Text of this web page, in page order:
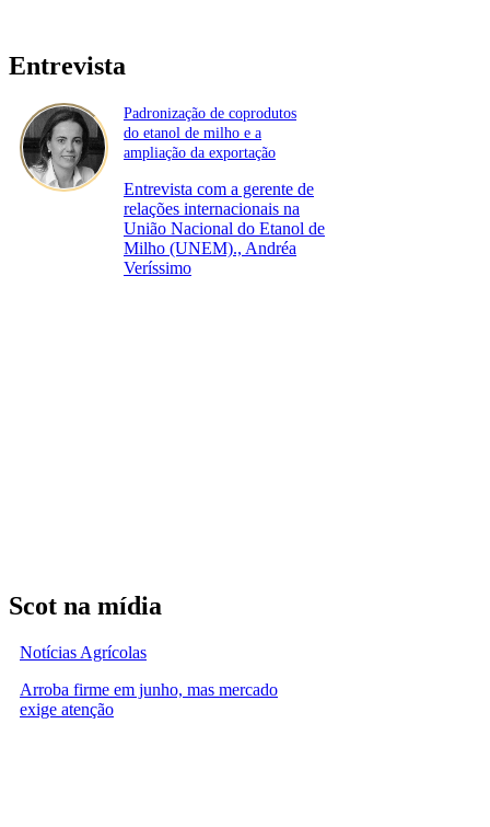
Entrevista
Padronização de coprodutos
do etanol de milho e a
ampliação da exportação
Entrevista com a gerente de
relações internacionais na
União Nacional do Etanol de
Milho (UNEM)., Andréa
Veríssimo
Scot na mídia
Notícias Agrícolas
Arroba firme em junho, mas mercado
exige atenção